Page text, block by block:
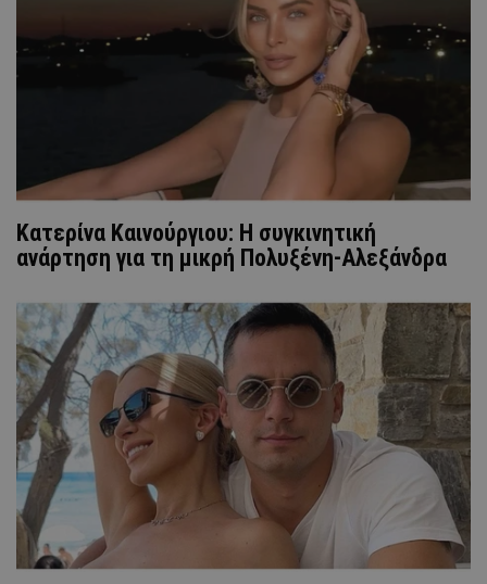
Κατερίνα Καινούργιου: Η συγκινητική
ανάρτηση για τη μικρή Πολυξένη-Αλεξάνδρα